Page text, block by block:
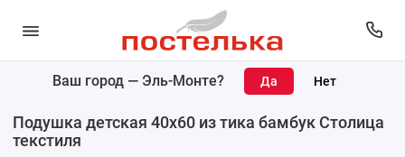
Ваш город — Эль-Монте?
Подушка детская 40х60 из тика бамбук Столица
текстиля